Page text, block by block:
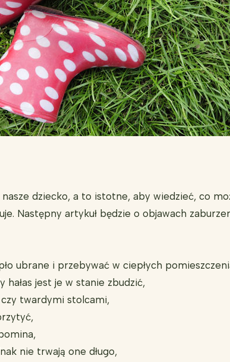
dziecko, a to istotne, aby wiedzieć, co
Następny artykuł będzie o objawach
ubrane i przebywać w ciepłych
jest je w stanie zbudzić,
twardymi stolcami,
nie trwają one długo,